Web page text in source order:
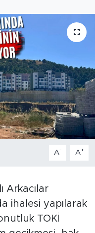
A- A+
Arkacılar
ihalesi yapılarak
TOKİ